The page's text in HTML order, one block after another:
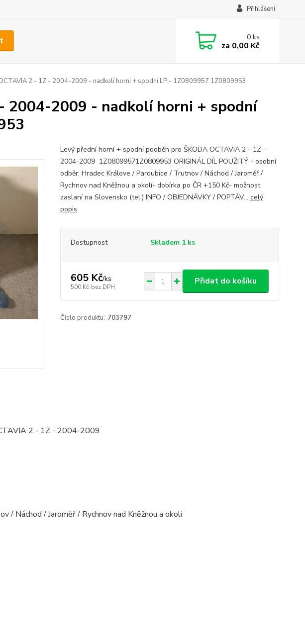
Přihlášení
0ks
za 0,00 Kč
2 - 1Z - 2004-2009 - nadkolí horni + spodní LP - 1Z0809957 1Z0809953
2004-2009 - nadkolí horni + spodní
Levý přední horní + spodní podběh pro ŠKODA OCTAVIA 2 - 1Z -
2004-2009 1Z08099571Z0809953 ORIGINÁL DÍL POUŽITÝ - osobní
odběr: Hradec Králove / Pardubice / Trutnov / Náchod / Jaroměř /
Rychnov nad Kněžnou a okolí- dobírka po ČR +150 Kč- možnost
zaslaní na Slovensko (tel.) INFO / OBJEDNÁVKY / POPTÁV... celý
popis
Dostupnost Skladem 1 ks
605 Kč/ks
500 Kč bez DPH
Přidat do košíku
Číslo produktu: 703797
2 - 1Z - 2004-2009
/ Náchod / Jaroměř / Rychnov nad Kněžnou a okolí